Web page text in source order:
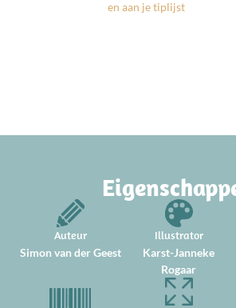
Auteur
Simon van der Geest
Illustrator
Karst-Janneke
Rogaar